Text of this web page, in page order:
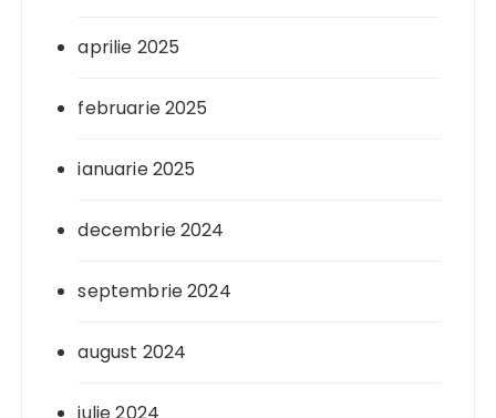
aprilie 2025
februarie 2025
ianuarie 2025
decembrie 2024
septembrie 2024
august 2024
iulie 2024